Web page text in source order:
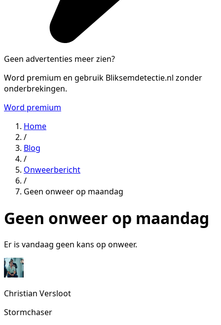
Geen advertenties meer zien?
Word premium en gebruik Bliksemdetectie.nl zonder
onderbrekingen.
Word premium
Home
/
Blog
/
Onweerbericht
/
Geen onweer op maandag
Geen onweer op maandag
Er is vandaag geen kans op onweer.
Christian Versloot
Stormchaser